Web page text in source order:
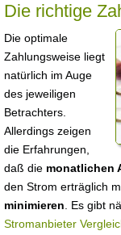
Die richtige
Die optimale
Zahlungsweise liegt
natürlich im Auge
des jeweiligen
Betrachters.
Allerdings zeigen
die Erfahrungen,
daß die monatlichen
den Strom erträglich
minimieren . Es gibt
Stromanbieter